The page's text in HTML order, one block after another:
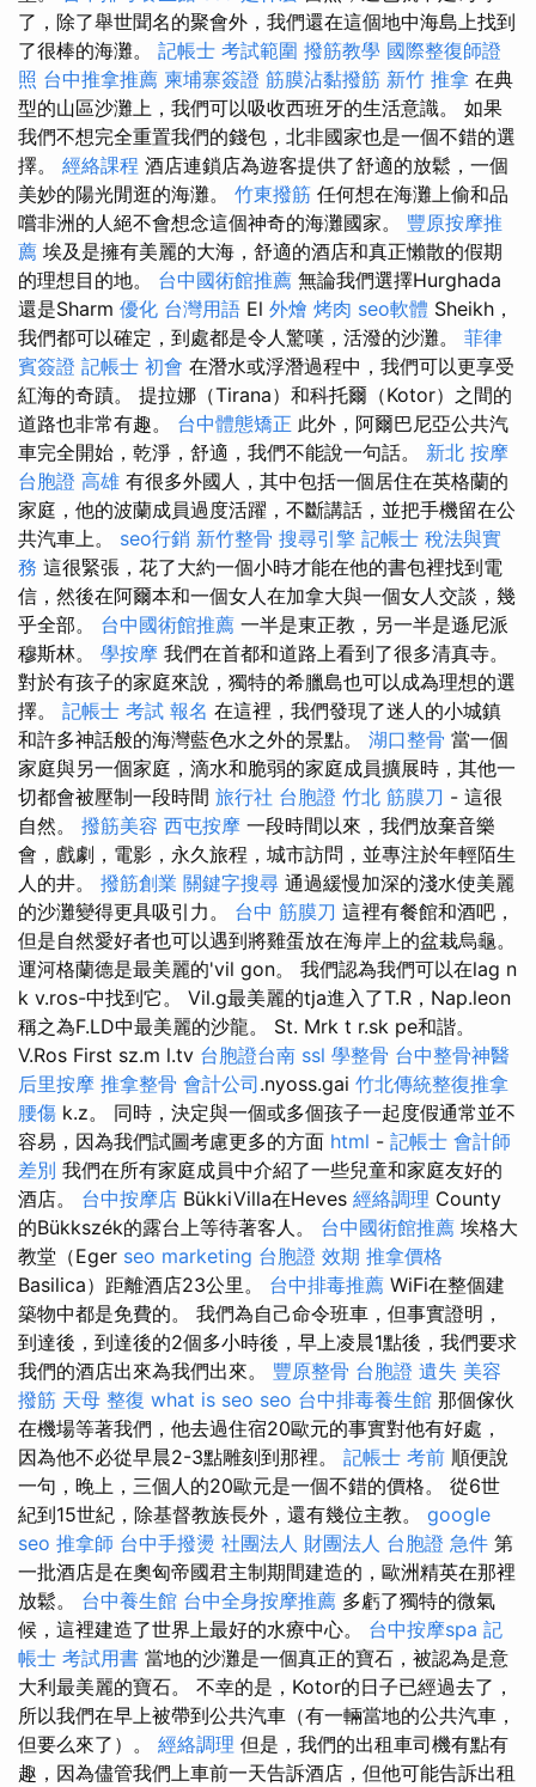
了，除了舉世聞名的聚會外，我們還在這個地中海島上找到
了很棒的海灘。 記帳士 考試範圍 撥筋教學 國際整復師證
照 台中推拿推薦 柬埔寨簽證 筋膜沾黏撥筋 新竹 推拿 在典
型的山區沙灘上，我們可以吸收西班牙的生活意識。 如果
我們不想完全重置我們的錢包，北非國家也是一個不錯的選
擇。 經絡課程 酒店連鎖店為遊客提供了舒適的放鬆，一個
美妙的陽光閒逛的海灘。 竹東撥筋 任何想在海灘上偷和品
嚐非洲的人絕不會想念這個神奇的海灘國家。 豐原按摩推
薦 埃及是擁有美麗的大海，舒適的酒店和真正懶散的假期
的理想目的地。 台中國術館推薦 無論我們選擇Hurghada
還是Sharm 優化 台灣用語 El 外燴 烤肉 seo軟體 Sheikh，
我們都可以確定，到處都是令人驚嘆，活潑的沙灘。 菲律
賓簽證 記帳士 初會 在潛水或浮潛過程中，我們可以更享受
紅海的奇蹟。 提拉娜（Tirana）和科托爾（Kotor）之間的
道路也非常有趣。 台中體態矯正 此外，阿爾巴尼亞公共汽
車完全開始，乾淨，舒適，我們不能說一句話。 新北 按摩
台胞證 高雄 有很多外國人，其中包括一個居住在英格蘭的
家庭，他的波蘭成員過度活躍，不斷講話，並把手機留在公
共汽車上。 seo行銷 新竹整骨 搜尋引擎 記帳士 稅法與實
務 這很緊張，花了大約一個小時才能在他的書包裡找到電
信，然後在阿爾本和一個女人在加拿大與一個女人交談，幾
乎全部。 台中國術館推薦 一半是東正教，另一半是遜尼派
穆斯林。 學按摩 我們在首都和道路上看到了很多清真寺。
對於有孩子的家庭來說，獨特的希臘島也可以成為理想的選
擇。 記帳士 考試 報名 在這裡，我們發現了迷人的小城鎮
和許多神話般的海灣藍色水之外的景點。 湖口整骨 當一個
家庭與另一個家庭，滴水和脆弱的家庭成員擴展時，其他一
切都會被壓制一段時間 旅行社 台胞證 竹北 筋膜刀 - 這很
自然。 撥筋美容 西屯按摩 一段時間以來，我們放棄音樂
會，戲劇，電影，永久旅程，城市訪問，並專注於年輕陌生
人的井。 撥筋創業 關鍵字搜尋 通過緩慢加深的淺水使美麗
的沙灘變得更具吸引力。 台中 筋膜刀 這裡有餐館和酒吧，
但是自然愛好者也可以遇到將雞蛋放在海岸上的盆栽烏龜。
運河格蘭德是最美麗的'vil gon。 我們認為我們可以在lag n
k v.ros-中找到它。 Vil.g最美麗的tja進入了T.R，Nap.leon
稱之為F.LD中最美麗的沙龍。 St. Mrk t r.sk pe和諧。
V.Ros First sz.m l.tv 台胞證台南 ssl 學整骨 台中整骨神醫
后里按摩 推拿整骨 會計公司.nyoss.gai 竹北傳統整復推拿
腰傷 k.z。 同時，決定與一個或多個孩子一起度假通常並不
容易，因為我們試圖考慮更多的方面 html - 記帳士 會計師
差別 我們在所有家庭成員中介紹了一些兒童和家庭友好的
酒店。 台中按摩店 BükkiVilla在Heves 經絡調理 County
的Bükkszék的露台上等待著客人。 台中國術館推薦 埃格大
教堂（Eger seo marketing 台胞證 效期 推拿價格
Basilica）距離酒店23公里。 台中排毒推薦 WiFi在整個建
築物中都是免費的。 我們為自己命令班車，但事實證明，
到達後，到達後的2個多小時後，早上凌晨1點後，我們要求
我們的酒店出來為我們出來。 豐原整骨 台胞證 遺失 美容
撥筋 天母 整復 what is seo seo 台中排毒養生館 那個傢伙
在機場等著我們，他去過住宿20歐元的事實對他有好處，
因為他不必從早晨2-3點雕刻到那裡。 記帳士 考前 順便說
一句，晚上，三個人的20歐元是一個不錯的價格。 從6世
紀到15世紀，除基督教族長外，還有幾位主教。 google
seo 推拿師 台中手撥燙 社團法人 財團法人 台胞證 急件 第
一批酒店是在奧匈帝國君主制期間建造的，歐洲精英在那裡
放鬆。 台中養生館 台中全身按摩推薦 多虧了獨特的微氣
候，這裡建造了世界上最好的水療中心。 台中按摩spa 記
帳士 考試用書 當地的沙灘是一個真正的寶石，被認為是意
大利最美麗的寶石。 不幸的是，Kotor的日子已經過去了，
所以我們在早上被帶到公共汽車（有一輛當地的公共汽車，
但要么來了）。 經絡調理 但是，我們的出租車司機有點有
趣，因為儘管我們上車前一天告訴酒店，但他可能告訴出租